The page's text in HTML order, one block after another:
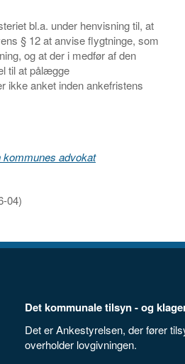
bl.a. under henvisning til, at
§ 12 at anvise flygtninge, som
og at der i medfør af den
til at pålægge
ikke anket inden ankefristens
kommunes advokat
04)
Det kommunale tilsyn - og
Det er Ankestyrelsen, der fører
overholder lovgivningen.